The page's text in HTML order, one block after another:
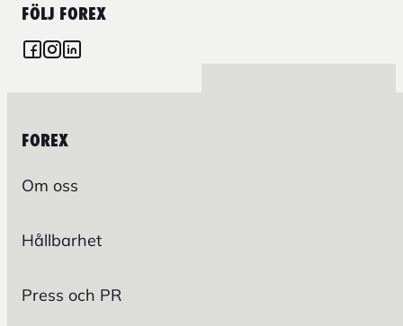
FÖLJ FOREX
FOREX
Om oss
Hållbarhet
Press och PR